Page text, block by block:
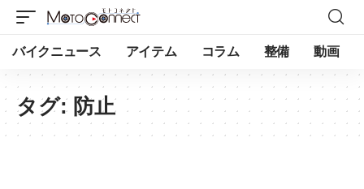
バイクニュース アイテム コラム 整備 動画
タグ: 防止